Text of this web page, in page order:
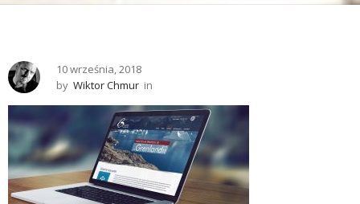
10 września, 2018
by Wiktor Chmur in